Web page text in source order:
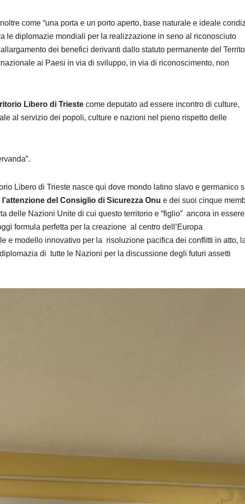
come “una porta e un porto aperto, base naturale e ideale
le diplomazie mondiali per la realizzazione in seno al riconosciuto
dei benefici derivanti dallo statuto permanente del
ai Paesi in via di sviluppo, in via di riconoscimento, non
Libero di Trieste come deputato ad essere incontro di culture,
al servizio dei popoli, culture e nazioni nel pieno rispetto delle
Libero di Trieste nasce qui dove mondo latino slavo e germanico
del Consiglio di Sicurezza Onu e dei suoi cinque
delle Nazioni Unite di cui questo territorio e “figlio” ancora in essere
formula perfetta per la creazione al centro dell’Europa
e modello innovativo per la risoluzione pacifica dei conflitti in atto,
di tutte le Nazioni per la discussione degli futuri assetti